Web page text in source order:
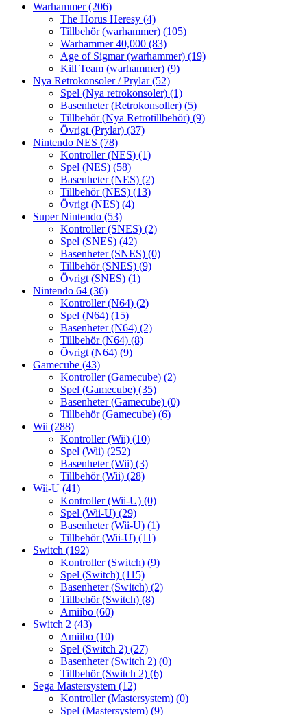
Warhammer(206)
The Horus Heresy (4)
Tillbehör (warhammer) (105)
Warhammer 40,000 (83)
Age of Sigmar (warhammer) (19)
Kill Team (warhammer) (9)
Nya Retrokonsoler / Prylar(52)
Spel (Nya retrokonsoler) (1)
Basenheter (Retrokonsoller) (5)
Tillbehör (Nya Retrotillbehör) (9)
Övrigt (Prylar) (37)
Nintendo NES (78)
Kontroller (NES) (1)
Spel (NES) (58)
Basenheter (NES) (2)
Tillbehör (NES) (13)
Övrigt (NES) (4)
Super Nintendo (53)
Kontroller (SNES) (2)
Spel (SNES) (42)
Basenheter (SNES) (0)
Tillbehör (SNES) (9)
Övrigt (SNES) (1)
Nintendo 64 (36)
Kontroller (N64) (2)
Spel (N64) (15)
Basenheter (N64) (2)
Tillbehör (N64) (8)
Övrigt (N64) (9)
Gamecube (43)
Kontroller (Gamecube) (2)
Spel (Gamecube) (35)
Basenheter (Gamecube) (0)
Tillbehör (Gamecube) (6)
Wii (288)
Kontroller (Wii) (10)
Spel (Wii) (252)
Basenheter (Wii) (3)
Tillbehör (Wii) (28)
Wii-U (41)
Kontroller (Wii-U) (0)
Spel (Wii-U) (29)
Basenheter (Wii-U) (1)
Tillbehör (Wii-U) (11)
Switch (192)
Kontroller (Switch) (9)
Spel (Switch) (115)
Basenheter (Switch) (2)
Tillbehör (Switch) (8)
Amiibo (60)
Switch 2 (43)
Amiibo (10)
Spel (Switch 2) (27)
Basenheter (Switch 2) (0)
Tillbehör (Switch 2) (6)
Sega Mastersystem (12)
Kontroller (Mastersystem) (0)
Spel (Mastersystem) (9)